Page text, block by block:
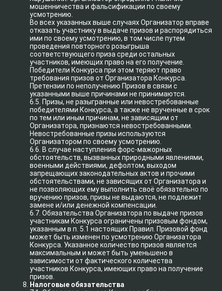
мошенничества и фальсификации по своему
усмотрению.
Во всех указанных выше случаях Организатор вправе
отказать участнику в выдаче призов и распорядиться
ими по своему усмотрению, в том числе путем
проведения повторного розыгрыша
соответствующего приза среди остальных
участников, имеющих право на его получение.
Победители Конкурса при этом теряют право
требования призов от Организатора Конкурса.
Претензии по неполучению Призов в связи с
указанными выше причинами не принимаются.
6.5. Призы, не разыгранные или невостребованные
победителями Конкурса, а также не врученные в срок
по тем или иным причинам, не зависящим от
Организатора, признаются невостребованными.
Невостребованные призы используются
Организатором по своему усмотрению.
6.6. В случае наступления форс-мажорных
обстоятельств, вызванных природными явлениями,
военными действиями, дефолтом, выходом
запрещающих законодательных актов и прочими
обстоятельствами, не зависящих от Организатора и
не позволяющих ему выполнить своё обязательно по
вручению призов, призы не выдаются, не подлежит
замене и/или денежной компенсации.
6.7. Обязательства Организатора по выдаче призов
участникам Конкурса ограничены призовым фондом,
указанным в п. 5.1 настоящих Правил. Призовой фонд
может быть изменен по усмотрению Организатора
Конкурса. Указанное количество призов является
максимальным и может быть уменьшено в
зависимости от фактического количества
участников Конкурса, имеющих право на получение
призов.
Налоговые обязательства